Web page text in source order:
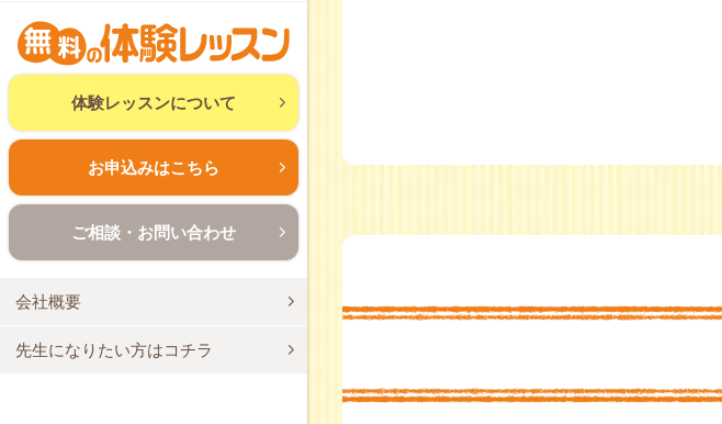
体験レッスンについて
お申込みはこちら
ご相談・お問い合わせ
会社概要
先生になりたい方はコチラ